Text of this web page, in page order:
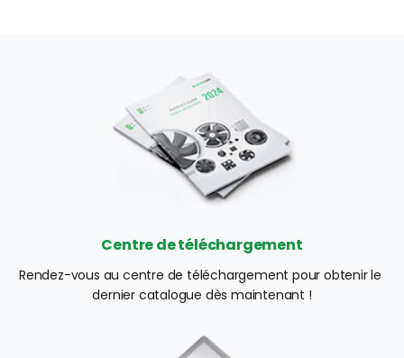
Centre de téléchargement
Rendez-vous au centre de téléchargement pour obtenir le
dernier catalogue dès maintenant !